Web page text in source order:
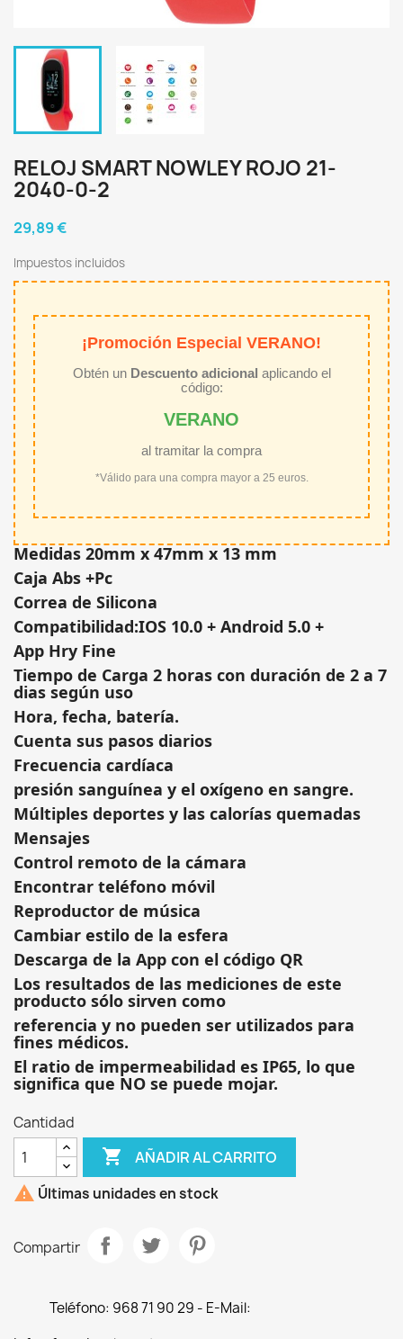
RELOJ SMART NOWLEY ROJO 21-
2040-0-2
29,89 €
Impuestos incluidos
¡Promoción Especial VERANO!
Obtén un Descuento adicional aplicando el
código:
VERANO
al tramitar la compra
*Válido para una compra mayor a 25 euros.
Medidas 20mm x 47mm x 13 mm
Caja Abs +Pc
Correa de Silicona
Compatibilidad:IOS 10.0 + Android 5.0 +
App Hry Fine
Tiempo de Carga 2 horas con duración de 2 a 7
dias según uso
Hora, fecha, batería.
Cuenta sus pasos diarios
Frecuencia cardíaca
presión sanguínea y el oxígeno en sangre.
Múltiples deportes y las calorías quemadas
Mensajes
Control remoto de la cámara
Encontrar teléfono móvil
Reproductor de música
Cambiar estilo de la esfera
Descarga de la App con el código QR
Los resultados de las mediciones de este
producto sólo sirven como
referencia y no pueden ser utilizados para
fines médicos.
El ratio de impermeabilidad es IP65, lo que
significa que NO se puede mojar.
Cantidad
 AÑADIR AL CARRITO
 Últimas unidades en stock
Compartir
Teléfono: 968 71 90 29 - E-Mail: